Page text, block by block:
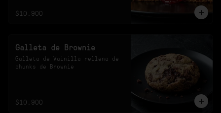
$10.900
Galleta de Brownie
Galleta de Vainilla rellena de
chunks de Brownie
$10.900